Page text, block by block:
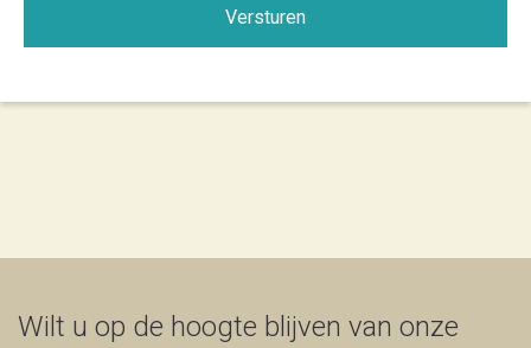
Versturen
Wilt u op de hoogte blijven van onze